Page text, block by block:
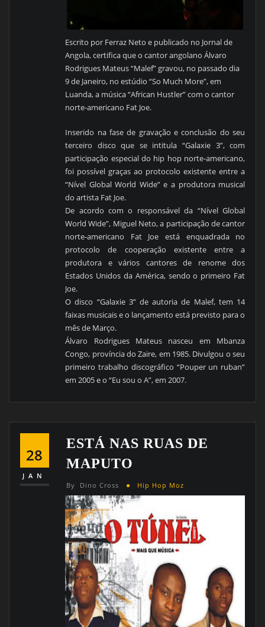
Escrito por Ferraz Neto e publicado no Jornal de
Angola, certifica que o cantor angolano Álvaro
Rodrigues Mateus “Malef” gravou, no passado dia
9 de Janeiro, no estúdio “So Much More”, em
Luanda, a música “African Hustler” com o cantor
norte-americano Fat Joe.
Inserido na fase de gravação e conclusão do seu
terceiro disco que se intitula “Galaxie 3”, com
participação especial do hip hop norte-americano,
foi possível graças ao protocolo existente entre a
“Nível Global World Wide” e a produtora musical
do artista Fat Joe.
De acordo com o responsável da “Nível Global
World Wide”, Miguel Neto, a participação de cantor
norte-americano Fat Joe está enquadrada no
protocolo de cooperação existente entre a
produtora e vários cantores de renome dos
Estados Unidos da América, sendo o primeiro Fat
Joe.
O disco “Galaxie 3” de autoria de Malef, tem 14
faixas musicais e o lançamento está previsto para o
mês de Março.
Álvaro Rodrigues Mateus nasceu em Mbanza
Congo, província do Zaire, em 1985. Divulgou o seu
primeiro trabalho discográfico “Pouper un ruban”
em 2005 e o “Eu sou o A”, em 2007.
28
JAN
ESTÁ NAS RUAS DE
MAPUTO
By Dino Cross Hip Hop Moz